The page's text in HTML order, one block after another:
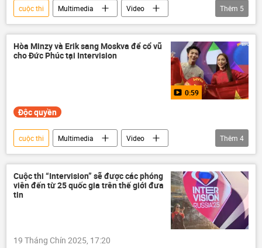
cuộc thi Multimedia
Video
Intervision 2025
quân nhạc
Việt Nam
Belarus Thế giới
Thêm 5
Hòa Minzy và Erik sang Moskva để cổ vũ
cho Đức Phúc tại Intervision
0:59
Độc quyền
cuộc thi Multimedia
Video
Việt Nam
Intervision 2025
Moskva
Nga
Thêm 4
Cuộc thi “Intervision” sẽ được các phóng
viên đến từ 25 quốc gia trên thế giới đưa
tin
19 Tháng Chín 2025, 17:20